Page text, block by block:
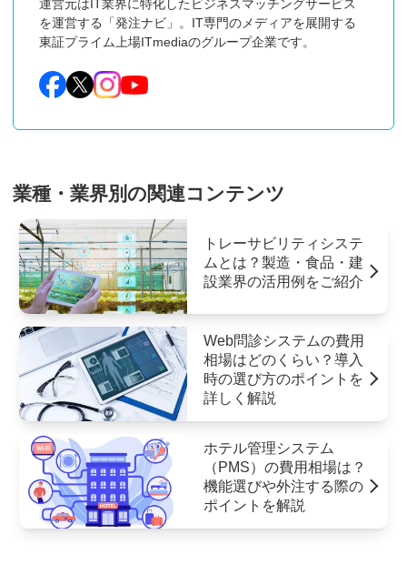
運営元はIT業界に特化したビジネスマッチングサービス
を運営する「発注ナビ」。IT専門のメディアを展開する
東証プライム上場ITmediaのグループ企業です。
業種・業界別の関連コンテンツ
トレーサビリティシステ
ムとは？製造・食品・建
設業界の活用例をご紹介
Web問診システムの費用
相場はどのくらい？導入
時の選び方のポイントを
詳しく解説
ホテル管理システム
（PMS）の費用相場は？
機能選びや外注する際の
ポイントを解説